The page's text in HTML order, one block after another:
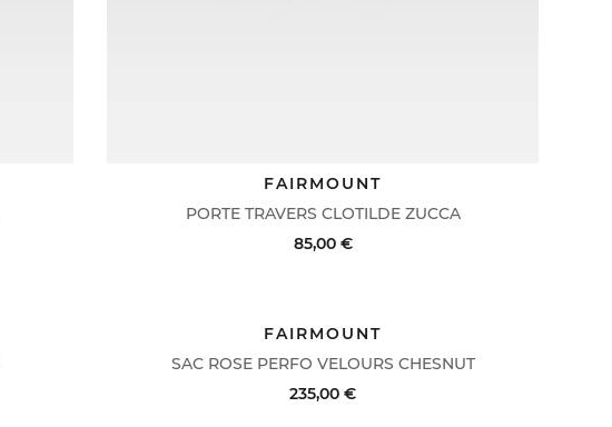
PORTE TRAVERS CLOTILDE ZUCCA
FAIRMOUNT
85,00 €
ACHAT RAPIDE VOIR LE DÉTAIL
SAC ROSE PERFO VELOURS CHESNUT
FAIRMOUNT
235,00 €